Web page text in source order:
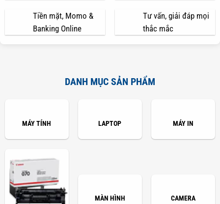
Tiền mặt, Momo &
Banking Online
Tư vấn, giải đáp mọi
thắc mắc
DANH MỤC SẢN PHẨM
MÁY TÍNH LAPTOP MÁY IN
MÀN HÌNH CAMERA